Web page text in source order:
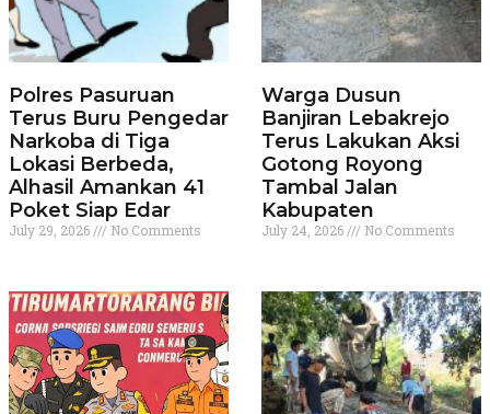
Polres Pasuruan
Terus Buru Pengedar
Narkoba di Tiga
Lokasi Berbeda,
Alhasil Amankan 41
Poket Siap Edar
July 29, 2026 No Comments
Warga Dusun
Banjiran Lebakrejo
Terus Lakukan Aksi
Gotong Royong
Tambal Jalan
Kabupaten
July 24, 2026 No Comments